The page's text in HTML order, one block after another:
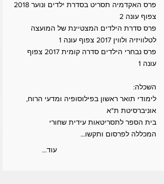
פרס האקדמיה תסריט בסדרת ילדים ונוער 2018
צפוף עונה 2
פרס סדרת הילדים המצטיינת של המועצה
לטלוויזיה ולווין 2017 צפוף עונה 1
פרס נבחרי הילדים סדרה קומית 2017 צפוף
עונה 1
השכלה:
לימודי תואר ראשון בפילוסופיה ומדעי הרוח,
אוניברסיטת ת"א
בית הספר לתסריטאות עידית שחורי
המכללה לפרסום ותקשו...
...עוד